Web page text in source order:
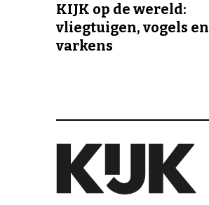
KIJK op de wereld:
vliegtuigen, vogels en
varkens